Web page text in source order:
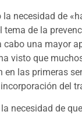
necesidad de
tema de la
cabo una mayor
visto que
en las primeras
del
necesidad de